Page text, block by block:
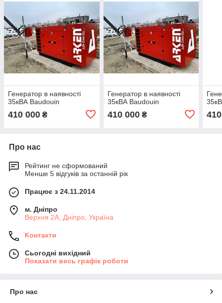
Генератор в наявності
35кВА Baudouin
410 000 ₴
Генератор в наявності
35кВА Baudouin
410 000₴
Про нас
Рейтинг не сформований
Менше 5 відгуків за останній рік
Працює з 24.11.2014
м. Дніпро
Верхня 2А, Дніпро, Україна
Контакти
Сьогодні вихідний
Показати весь графік роботи
Про нас